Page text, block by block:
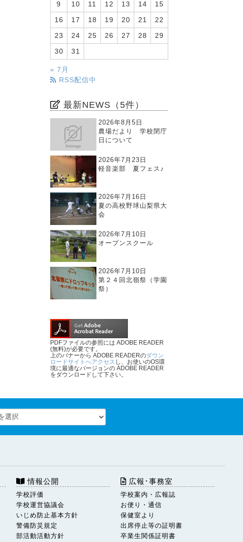
9 10 11 12 13 14 15
16 17 18 19 20 21 22
23 24 25 26 27 28 29
30 31
« 7月
RSS配信中
最新NEWS（5件）
2026年8月5日
農場だより 学校閉庁
日について
2026年7月23日
軽音楽部 夏フェス♪
2026年7月16日
夏の高校野球山梨県大
会
2026年7月10日
オープンスクール
2026年7月10日
第２４回北嶺祭（学園
祭）
PDFファイルの参照には ADOBE READER
(無料)が必要です。
上のバナーから ADOBE READERのダウン
ロードサイトへアクセス し、お使いのOS環
境に最適なバージョンの ADOBE READER
をダウンロードして下さい。
情報公開
学校評価
学校運営協議会
いじめ防止基本方針
警備防災規定
部活動活動方針
広報･事務室
学校案内・広報誌
お便り・通信
保健室より
出席停止等の証明書
卒業生関係証明書